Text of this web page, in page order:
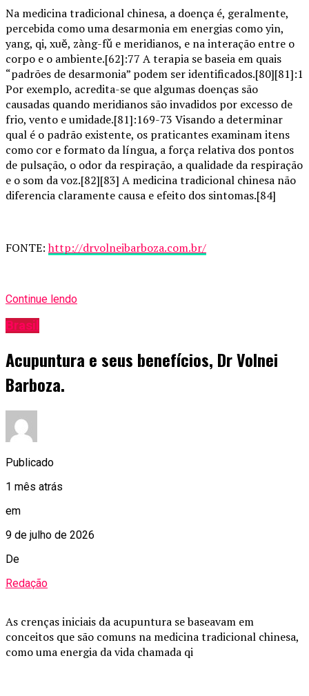
Na medicina tradicional chinesa, a doença é, geralmente,
percebida como uma desarmonia em energias como yin,
yang, qi, xuĕ, zàng-fǔ e meridianos, e na interação entre o
corpo e o ambiente.[62]:77 A terapia se baseia em quais
“padrões de desarmonia” podem ser identificados.[80][81]:1
Por exemplo, acredita-se que algumas doenças são
causadas quando meridianos são invadidos por excesso de
frio, vento e umidade.[81]:169-73 Visando a determinar
qual é o padrão existente, os praticantes examinam itens
como cor e formato da língua, a força relativa dos pontos
de pulsação, o odor da respiração, a qualidade da respiração
e o som da voz.[82][83] A medicina tradicional chinesa não
diferencia claramente causa e efeito dos sintomas.[84]
FONTE:http://drvolneibarboza.com.br/
Continue lendo
Brasil
Acupuntura e seus benefícios, Dr Volnei
Barboza.
Publicado
1 mês atrás
em
9 de julho de 2026
De
Redação
As crenças iniciais da acupuntura se baseavam em
conceitos que são comuns na medicina tradicional chinesa,
como uma energia da vida chamada qi